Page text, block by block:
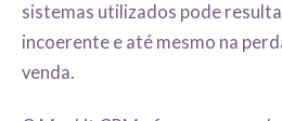
sistemas utilizados pode
incoerente e até mesmo na
venda.